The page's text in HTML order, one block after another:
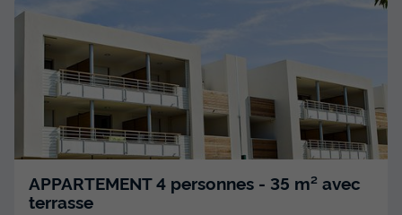
APPARTEMENT 4 personnes - 35 m² avec
terrasse